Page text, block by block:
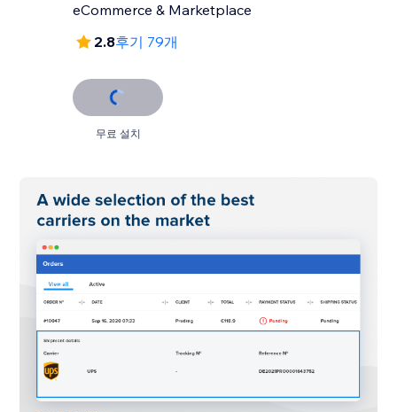
eCommerce & Marketplace
2.8후기 79개
무료 설치